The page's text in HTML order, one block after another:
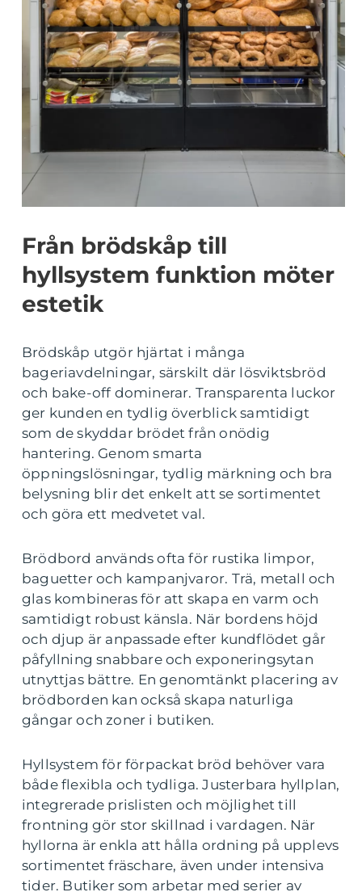
Från brödskåp till
hyllsystem funktion möter
estetik
Brödskåp utgör hjärtat i många
bageriavdelningar, särskilt där lösviktsbröd
och bake-off dominerar. Transparenta luckor
ger kunden en tydlig överblick samtidigt
som de skyddar brödet från onödig
hantering. Genom smarta
öppningslösningar, tydlig märkning och bra
belysning blir det enkelt att se sortimentet
och göra ett medvetet val.
Brödbord används ofta för rustika limpor,
baguetter och kampanjvaror. Trä, metall och
glas kombineras för att skapa en varm och
samtidigt robust känsla. När bordens höjd
och djup är anpassade efter kundflödet går
påfyllning snabbare och exponeringsytan
utnyttjas bättre. En genomtänkt placering av
brödborden kan också skapa naturliga
gångar och zoner i butiken.
Hyllsystem för förpackat bröd behöver vara
både flexibla och tydliga. Justerbara hyllplan,
integrerade prislisten och möjlighet till
frontning gör stor skillnad i vardagen. När
hyllorna är enkla att hålla ordning på upplevs
sortimentet fräschare, även under intensiva
tider. Butiker som arbetar med serier av